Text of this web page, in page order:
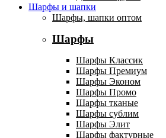
Шарфы и шапки
Шарфы, шапки оптом
Шарфы
Шарфы Классик
Шарфы Премиум
Шарфы Эконом
Шарфы Промо
Шарфы тканые
Шарфы сублим
Шарфы Элит
Шарфы фактурные